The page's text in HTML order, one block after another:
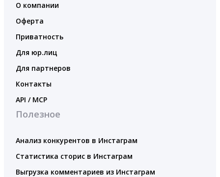
О компании
Оферта
Приватность
Для юр.лиц
Для партнеров
Контакты
API / MCP
Полезное
Анализ конкурентов в Инстаграм
Статистика сторис в Инстаграм
Выгрузка комментариев из Инстаграм